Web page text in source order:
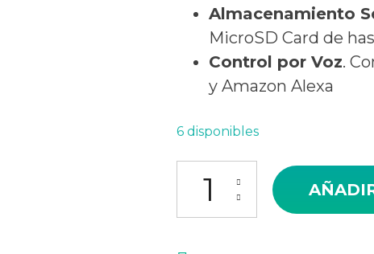
Almacenamiento
MicroSD Card de
Control por Voz.
y Amazon Alexa
6 disponibles
NEXXT AHIMPFI4U2